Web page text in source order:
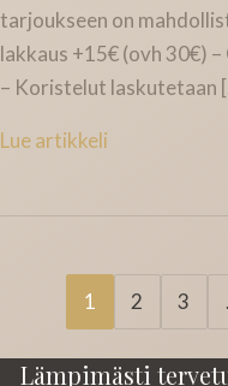
tarjoukseen on
lakkaus +15€ (ovh 30€)
– Koristelut laskutetaan
Lue artikkeli
Artikkelien
sivutus
1 2 3
Lämpimästi